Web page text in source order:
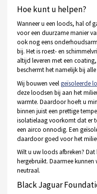
Hoe kunt u helpen?
Wanneer u een loods, hal of
voor een duurzame manier
ook nog eens
bij. Het is roest- en
altijd leveren met een
beschermt het namelijk bij alle
Wij bouwen veel geïsoleerde
deze loodsen bij aan het
warmte. Daardoor hoeft u
binnen juist een prettige
isolatielaag voorkomt dat er
een airco onnodig. Een
daardoor goed voor het
Wilt u uw loods afbreken?
hergebruikt. Daarmee kunnen
neutraal.
Black Jaguar